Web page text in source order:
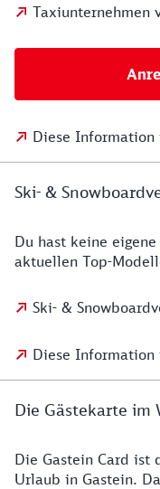
Taxiunternehmen
Diese Information
Ski- &
Du hast keine
aktuellen Top-
Ski- &
Diese Information
Die Gästekarte im
Die Gastein Card
Urlaub in Gastein.